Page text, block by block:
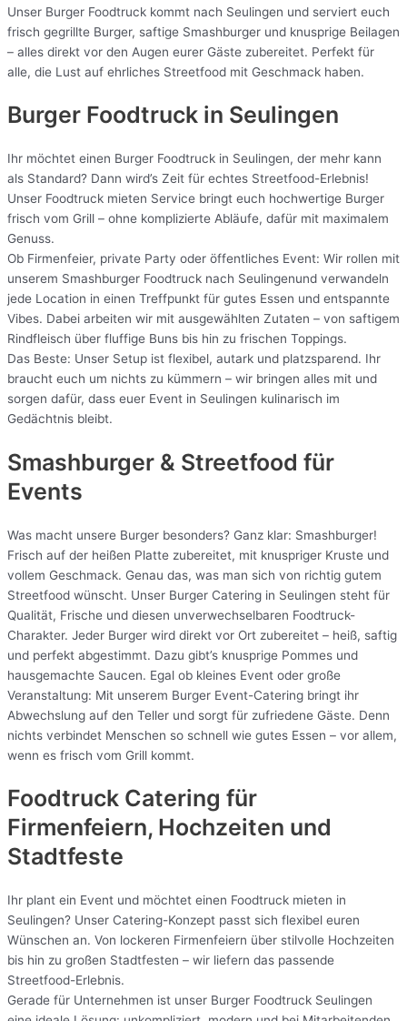
Unser Burger Foodtruck kommt nach Seulingen und serviert euch
frisch gegrillte Burger, saftige Smashburger und knusprige Beilagen
– alles direkt vor den Augen eurer Gäste zubereitet. Perfekt für
alle, die Lust auf ehrliches Streetfood mit Geschmack haben.
Burger Foodtruck in Seulingen
Ihr möchtet einen Burger Foodtruck in Seulingen, der mehr kann
als Standard? Dann wird’s Zeit für echtes Streetfood-Erlebnis!
Unser Foodtruck mieten Service bringt euch hochwertige Burger
frisch vom Grill – ohne komplizierte Abläufe, dafür mit maximalem
Genuss.
Ob Firmenfeier, private Party oder öffentliches Event: Wir rollen mit
unserem Smashburger Foodtruck nach Seulingenund verwandeln
jede Location in einen Treffpunkt für gutes Essen und entspannte
Vibes. Dabei arbeiten wir mit ausgewählten Zutaten – von saftigem
Rindfleisch über fluffige Buns bis hin zu frischen Toppings.
Das Beste: Unser Setup ist flexibel, autark und platzsparend. Ihr
braucht euch um nichts zu kümmern – wir bringen alles mit und
sorgen dafür, dass euer Event in Seulingen kulinarisch im
Gedächtnis bleibt.
Smashburger & Streetfood für
Events
Was macht unsere Burger besonders? Ganz klar: Smashburger!
Frisch auf der heißen Platte zubereitet, mit knuspriger Kruste und
vollem Geschmack. Genau das, was man sich von richtig gutem
Streetfood wünscht. Unser Burger Catering in Seulingen steht für
Qualität, Frische und diesen unverwechselbaren Foodtruck-
Charakter. Jeder Burger wird direkt vor Ort zubereitet – heiß, saftig
und perfekt abgestimmt. Dazu gibt’s knusprige Pommes und
hausgemachte Saucen. Egal ob kleines Event oder große
Veranstaltung: Mit unserem Burger Event-Catering bringt ihr
Abwechslung auf den Teller und sorgt für zufriedene Gäste. Denn
nichts verbindet Menschen so schnell wie gutes Essen – vor allem,
wenn es frisch vom Grill kommt.
Foodtruck Catering für
Firmenfeiern, Hochzeiten und
Stadtfeste
Ihr plant ein Event und möchtet einen Foodtruck mieten in
Seulingen? Unser Catering-Konzept passt sich flexibel euren
Wünschen an. Von lockeren Firmenfeiern über stilvolle Hochzeiten
bis hin zu großen Stadtfesten – wir liefern das passende
Streetfood-Erlebnis.
Gerade für Unternehmen ist unser Burger Foodtruck Seulingen